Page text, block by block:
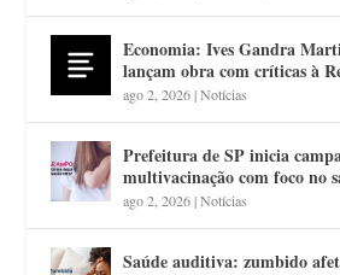
Economia: Ives Gandra
lançam obra com críticas à
ago 2, 2026|Notícias
Prefeitura de SP inicia
multivacinação com foco no
ago 2, 2026|Notícias
Saúde auditiva: zumbido